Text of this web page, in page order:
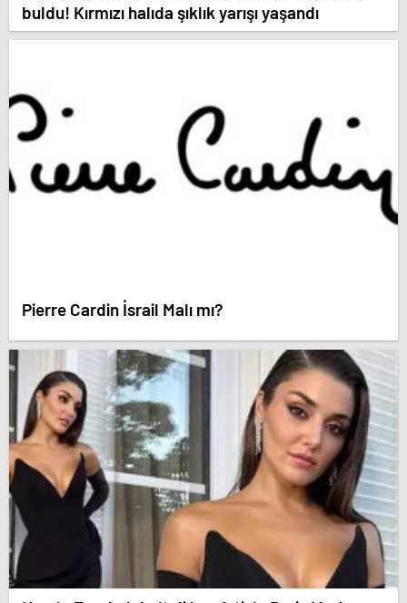
buldu! Kırmızı halıda şıklık yarışı yaşandı
Pierre Cardin İsrail Malı mı?